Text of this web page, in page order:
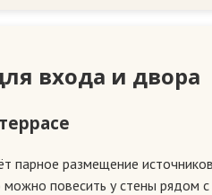
входа и двора
парное размещение
можно повесить у стены рядом